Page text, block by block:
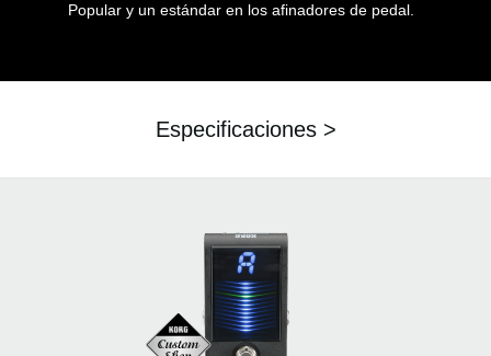
Popular y un estándar en los afinadores de pedal.
Especificaciones >